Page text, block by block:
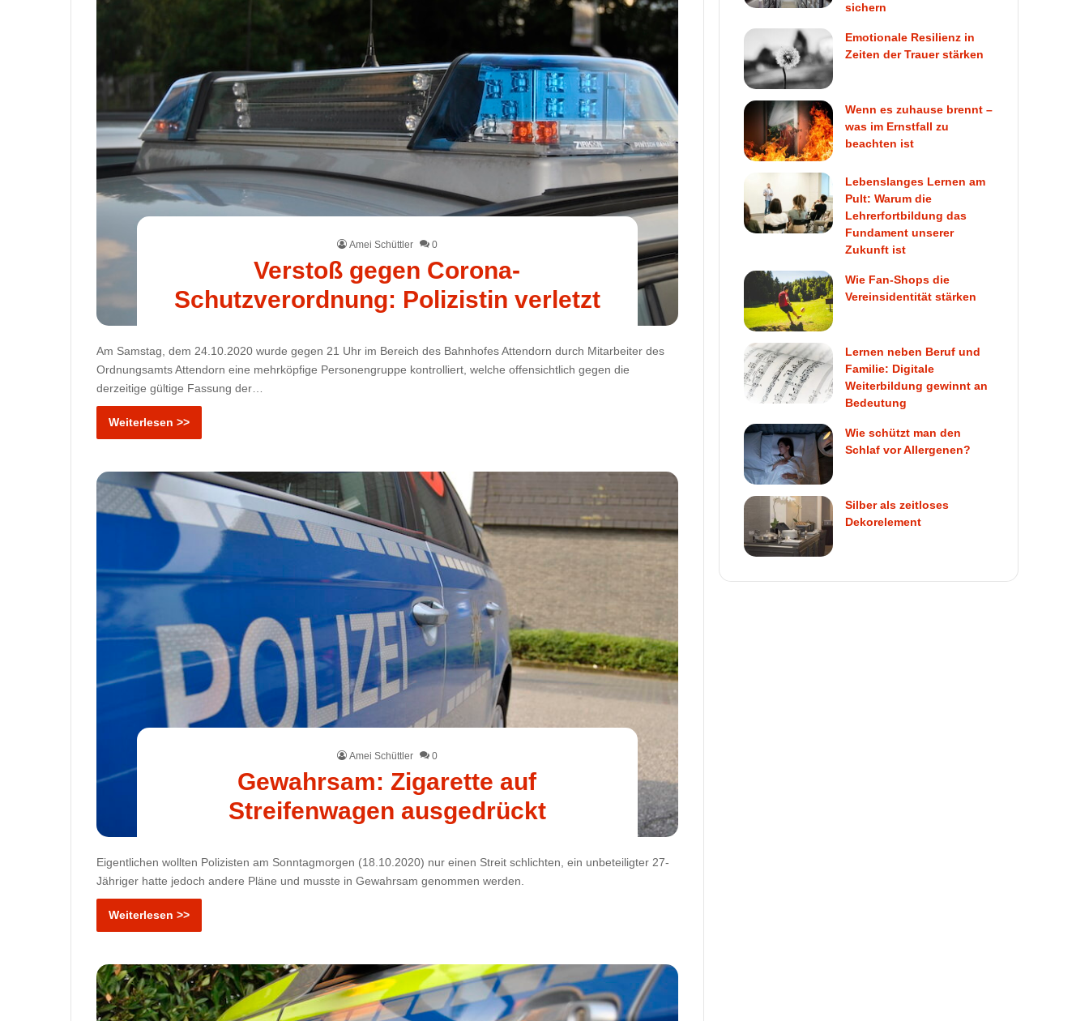
Amei Schüttler 0
Verstoß gegen Corona-
Schutzverordnung: Polizistin verletzt
Am Samstag, dem 24.10.2020 wurde gegen 21 Uhr im Bereich des Bahnhofes Attendorn durch Mitarbeiter des
Ordnungsamts Attendorn eine mehrköpfige Personengruppe kontrolliert, welche offensichtlich gegen die
derzeitige gültige Fassung der…
Weiterlesen >>
Amei Schüttler 0
Gewahrsam: Zigarette auf
Streifenwagen ausgedrückt
Eigentlichen wollten Polizisten am Sonntagmorgen (18.10.2020) nur einen Streit schlichten, ein unbeteiligter 27-
Jähriger hatte jedoch andere Pläne und musste in Gewahrsam genommen werden.
Weiterlesen >>
sichern
Emotionale Resilienz in
Zeiten der Trauer stärken
Wenn es zuhause brennt –
was im Ernstfall zu
beachten ist
Lebenslanges Lernen am
Pult: Warum die
Lehrerfortbildung das
Fundament unserer
Zukunft ist
Wie Fan-Shops die
Vereinsidentität stärken
Lernen neben Beruf und
Familie: Digitale
Weiterbildung gewinnt an
Bedeutung
Wie schützt man den
Schlaf vor Allergenen?
Silber als zeitloses
Dekorelement